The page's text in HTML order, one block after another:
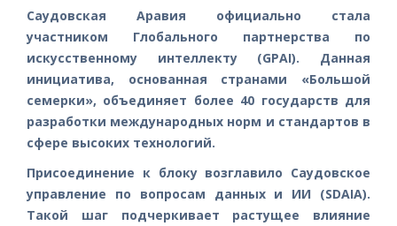
Саудовская Аравия официально стала
участником Глобального партнерства по
искусственному интеллекту (GPAI). Данная
инициатива, основанная странами «Большой
семерки», объединяет более 40 государств для
разработки международных норм и стандартов в
сфере высоких технологий.
Присоединение к блоку возглавило Саудовское
управление по вопросам данных и ИИ (SDAIA).
Такой шаг подчеркивает растущее влияние